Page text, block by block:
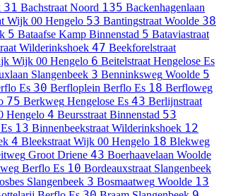
31 Bachstraat Noord 135 Backenhagenlaan
Wijk 00 Hengelo 53 Bantingstraat Woolde 38
5 Bataafse Kamp Binnenstad 5 Bataviastraat
Wilderinkshoek 47 Beekforelstraat
Wijk 00 Hengelo 6 Beitelstraat Hengelose Es
Slangenbeek 3 Benninksweg Woolde 5
Es 30 Berfloplein Berflo Es 18 Berfloweg
75 Berkweg Hengelose Es 43 Berlijnstraat
Hengelo 4 Beursstraat Binnenstad 53
13 Binnenbeekstraat Wilderinkshoek 12
4 Bleekstraat Wijk 00 Hengelo 18 Blekweg
Groot Driene 43 Boerhaavelaan Woolde
Berflo Es 10 Bordeauxstraat Slangenbeek
Slangenbeek 3 Bosmaatweg Woolde 13